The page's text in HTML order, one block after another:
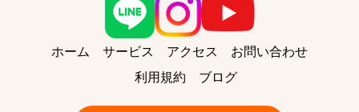
ホーム サービス アクセス
お問い合わせ
利用規約
ブログ